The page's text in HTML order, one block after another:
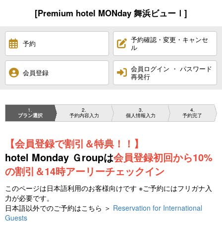
[Premium hotel MONday 舞浜ビューⅠ]
予約
予約確認・変更・キャンセ
ル
会員登録
会員ログイン ・ パスワード
再発行
1
プラン選択
2
予約内容入力
3
個人情報入力
4
予約完了
【会員登録で割引＆特典！！】
hotel Monday Ｇroupは会員登録初回から10%
の割引＆14時アーリーチェックイン
このページは日本語利用のお客様向けです ※ご予約にはフリガナ入
力が必要です。
日本語以外でのご予約はこちら ＞ Reservation for International
Guests